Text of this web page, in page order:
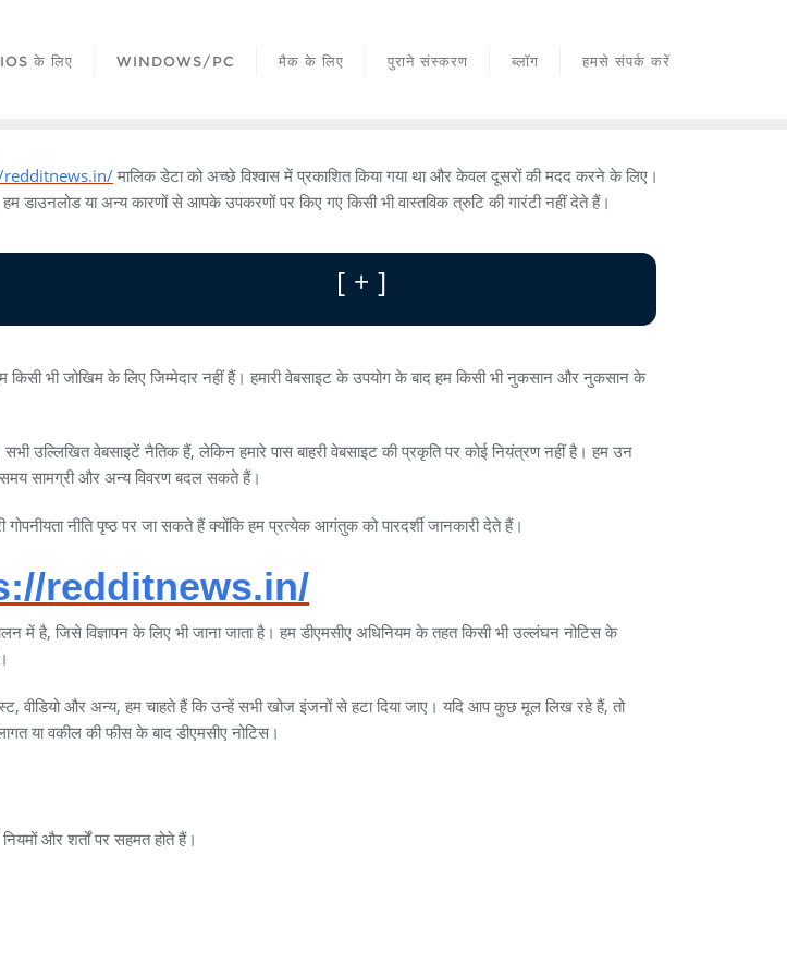
IOS के लिए WINDOWS/PC मैक के लिए पुराने संस्करण ब्लॉग हमसे संपर्क करें
मालिक डेटा को अच्छे विश्वास में प्रकाशित किया गया था और केवल दूसरों की मदद करने के लिए।
हम डाउनलोड या अन्य कारणों से आपके उपकरणों पर किए गए किसी भी वास्तविक त्रुटि की गारंटी नहीं देते हैं।
+
किसी भी जोखिम के लिए जिम्मेदार नहीं हैं। हमारी वेबसाइट के उपयोग के बाद हम किसी भी नुकसान और नुकसान के
उल्लिखित वेबसाइटें नैतिक हैं, लेकिन हमारे पास बाहरी वेबसाइट की प्रकृति पर कोई नियंत्रण नहीं है। हम उन
समय सामग्री और अन्य विवरण बदल सकते हैं।
नीति पृष्ठ पर जा सकते हैं क्योंकि हम प्रत्येक आगंतुक को पारदर्शी जानकारी देते हैं।
redditnews.in/
जिसे विज्ञापन के लिए भी जाना जाता है। हम डीएमसीए अधिनियम के तहत किसी भी उल्लंघन नोटिस के
वीडियो और अन्य, हम चाहते हैं कि उन्हें सभी खोज इंजनों से हटा दिया जाए। यदि आप कुछ मूल लिख रहे हैं, तो
या वकील की फीस के बाद डीएमसीए नोटिस।
और शर्तों पर सहमत होते हैं।